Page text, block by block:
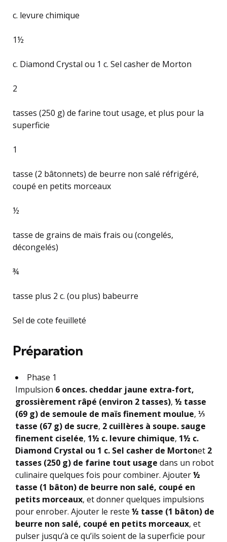
c. levure chimique
1½
c. Diamond Crystal ou 1 c. Sel casher de Morton
2
tasses (250 g) de farine tout usage, et plus pour la
superficie
1
tasse (2 bâtonnets) de beurre non salé réfrigéré,
coupé en petits morceaux
½
tasse de grains de maïs frais ou (congelés,
décongelés)
¾
tasse plus 2 c. (ou plus) babeurre
Sel de cote feuilleté
Préparation
Phase 1
Impulsion 6 onces. cheddar jaune extra-fort,
grossièrement râpé (environ 2 tasses), ½ tasse
(69 g) de semoule de maïs finement moulue, ⅓
tasse (67 g) de sucre, 2 cuillères à soupe. sauge
finement ciselée, 1½ c. levure chimique, 1½ c.
Diamond Crystal ou 1 c. Sel casher de Mortonet 2
tasses (250 g) de farine tout usage dans un robot
culinaire quelques fois pour combiner. Ajouter½
tasse (1 bâton) de beurre non salé, coupé en
petits morceaux, et donner quelques impulsions
pour enrober. Ajouter le reste ½ tasse (1 bâton) de
beurre non salé, coupé en petits morceaux, et
pulser jusqu’à ce qu’ils soient de la superficie pour